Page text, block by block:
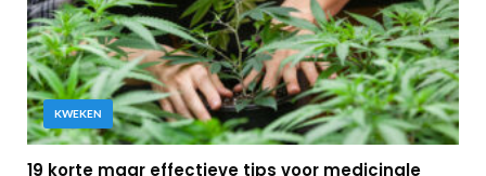
KWEKEN
19 korte maar effectieve tips voor medicinale